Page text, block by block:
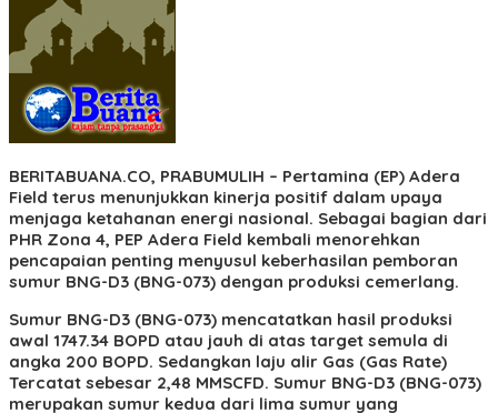
BERITABUANA.CO, PRABUMULIH – Pertamina (EP) Adera
Field terus menunjukkan kinerja positif dalam upaya
menjaga ketahanan energi nasional. Sebagai bagian dari
PHR Zona 4, PEP Adera Field kembali menorehkan
pencapaian penting menyusul keberhasilan pemboran
sumur BNG-D3 (BNG-073) dengan produksi cemerlang.
Sumur BNG-D3 (BNG-073) mencatatkan hasil produksi
awal 1747.34 BOPD atau jauh di atas target semula di
angka 200 BOPD. Sedangkan laju alir Gas (Gas Rate)
Tercatat sebesar 2,48 MMSCFD. Sumur BNG-D3 (BNG-073)
merupakan sumur kedua dari lima sumur yang